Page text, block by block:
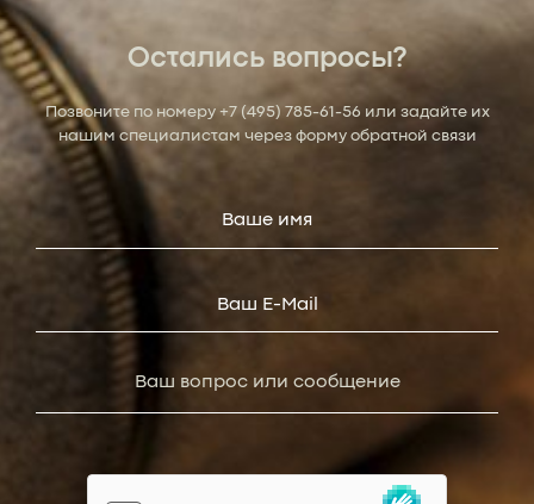
Остались вопросы?
Позвоните по номеру +7 (495) 785-61-56 или задайте их
нашим специалистам через форму обратной связи